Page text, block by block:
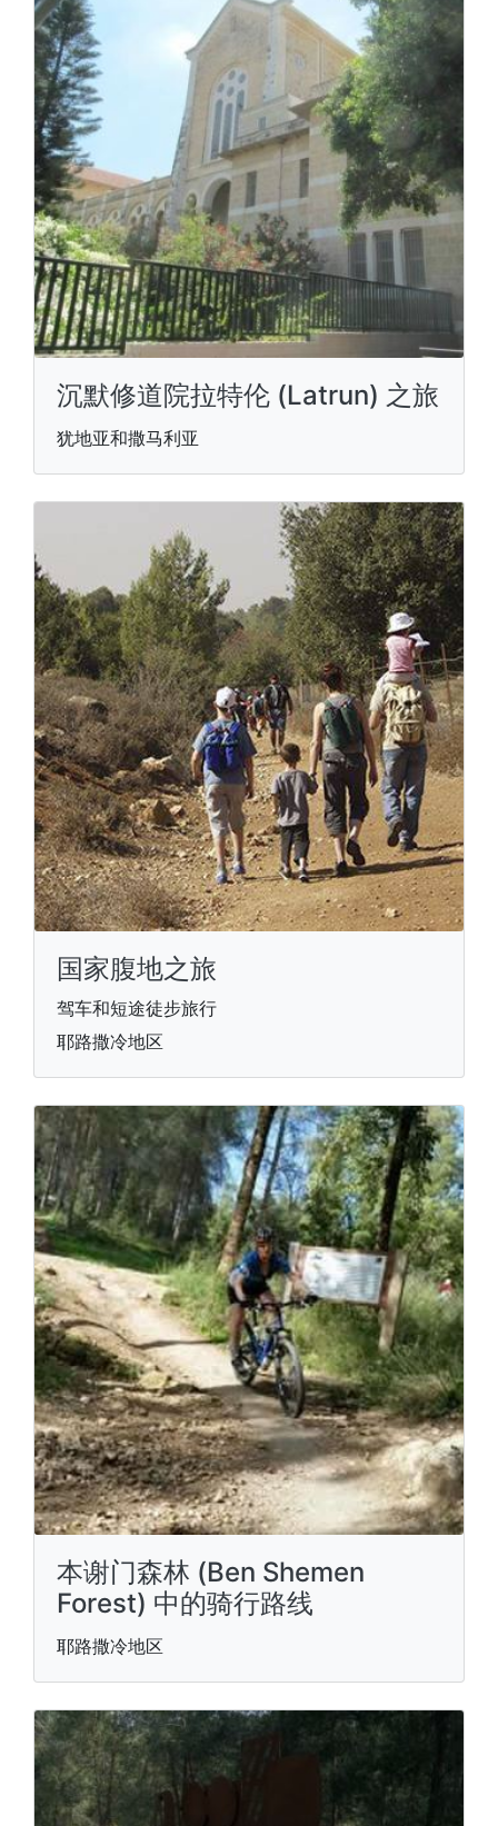
沉默修道院拉特伦 (Latrun) 之旅
犹地亚和撒马利亚
国家腹地之旅
驾车和短途徒步旅行
耶路撒冷地区
本谢门森林 (Ben Shemen
Forest) 中的骑行路线
耶路撒冷地区